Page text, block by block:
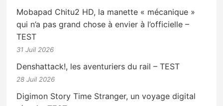
Mobapad Chitu2 HD, la manette « mécanique »
qui n’a pas grand chose à envier à l’officielle –
TEST
31 Juil 2026
Denshattack!, les aventuriers du rail – TEST
28 Juil 2026
Digimon Story Time Stranger, un voyage digital